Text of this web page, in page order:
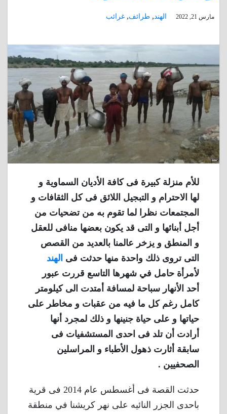
مارس 21, 2022 الهند, طرائف, غرائب
للأم منزلة كبيرة فى كافة الأديان السماوية و
لها الاحترام و التبجيل اللائق فى كل الثقافات و
المجتمعات نظرا لما تقوم به من تضحيات من
أجل أبنائها و التى قد يكون بعضها منافى للعقل
و المنطق و يزخر عالمنا بالعديد من القصص
التى تروى ذلك واحدة منها حدثت فى الهند
لأمرأة حامل في شهرها التاسع قررت عبور
أحد الأنهار سباحة لمسافة أمتدت الى كيلومتر
كامل رغم كل ما فيه من عقبات و مخاطر على
حياتها و على حياة جنينها و ذلك لمجرد أنها
أرادت أن تلد فى احدى المستشفيات فى
سابقة أثارت ذهول الأطباء و المراسلين
الصحفيين .
حدثت القصة فى أغسطس عام 2014 فى قرية
باحدى الجزر النائيه على نهر كريشنا في منطقة